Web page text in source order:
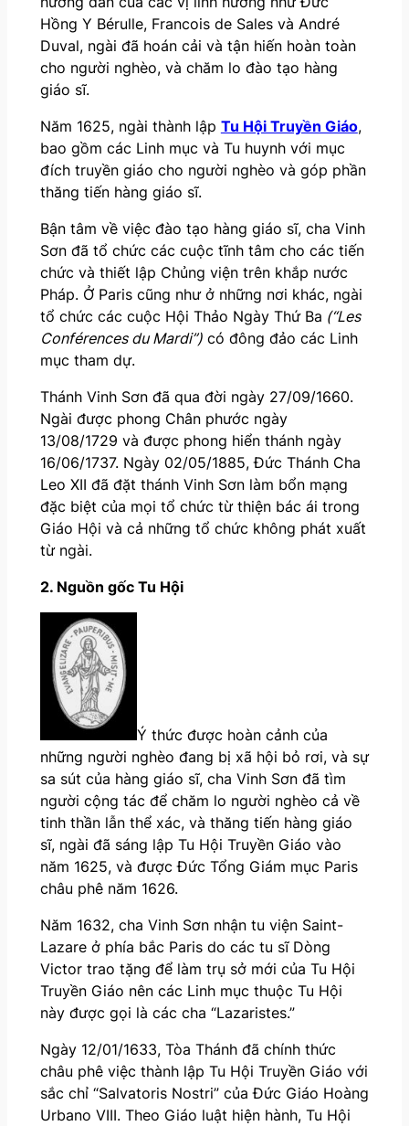
Hồng Y Bérulle, Francois de Sales và André
Duval, ngài đã hoán cải và tận hiến hoàn toàn
cho người nghèo, và chăm lo đào tạo hàng
giáo sĩ.
Năm 1625, ngài thành lập Tu Hội Truyền Giáo,
bao gồm các Linh mục và Tu huynh với mục
đích truyền giáo cho người nghèo và góp phần
thăng tiến hàng giáo sĩ.
Bận tâm về việc đào tạo hàng giáo sĩ, cha Vinh
Sơn đã tổ chức các cuộc tĩnh tâm cho các tiến
chức và thiết lập Chủng viện trên khắp nước
Pháp. Ở Paris cũng như ở những nơi khác, ngài
tổ chức các cuộc Hội Thảo Ngày Thứ Ba (“Les
Conférences du Mardi”)có đông đảo các Linh
mục tham dự.
Thánh Vinh Sơn đã qua đời ngày 27/09/1660.
Ngài được phong Chân phước ngày
13/08/1729 và được phong hiển thánh ngày
16/06/1737. Ngày 02/05/1885, Đức Thánh Cha
Leo XII đã đặt thánh Vinh Sơn làm bổn mạng
đặc biệt của mọi tổ chức từ thiện bác ái trong
Giáo Hội và cả những tổ chức không phát xuất
từ ngài.
2. Nguồn gốc Tu Hội
Ý thức được hoàn cảnh của
những người nghèo đang bị xã hội bỏ rơi, và sự
sa sút của hàng giáo sĩ, cha Vinh Sơn đã tìm
người cộng tác để chăm lo người nghèo cả về
tinh thần lẫn thể xác, và thăng tiến hàng giáo
sĩ, ngài đã sáng lập Tu Hội Truyền Giáo vào
năm 1625, và được Đức Tổng Giám mục Paris
châu phê năm 1626.
Năm 1632, cha Vinh Sơn nhận tu viện Saint-
Lazare ở phía bắc Paris do các tu sĩ Dòng
Victor trao tặng để làm trụ sở mới của Tu Hội
Truyền Giáo nên các Linh mục thuộc Tu Hội
này được gọi là các cha “Lazaristes.”
Ngày 12/01/1633, Tòa Thánh đã chính thức
châu phê việc thành lập Tu Hội Truyền Giáo với
sắc chỉ “Salvatoris Nostri” của Đức Giáo Hoàng
Urbano VIII. Theo Giáo luật hiện hành, Tu Hội